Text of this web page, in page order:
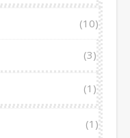
(10)
(3)
(1)
(1)